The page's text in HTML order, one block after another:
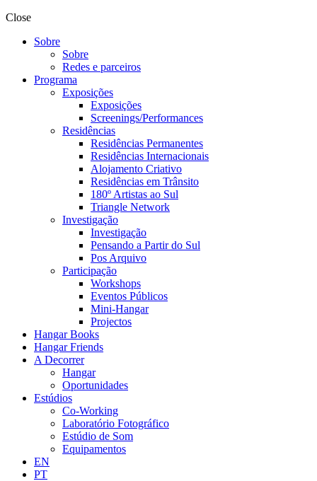
Close
Sobre
Sobre
Redes e parceiros
Programa
Exposições
Exposições
Screenings/Performances
Residências
Residências Permanentes
Residências Internacionais
Alojamento Criativo
Residências em Trânsito
180º Artistas ao Sul
Triangle Network
Investigação
Investigação
Pensando a Partir do Sul
Pos Arquivo
Participação
Workshops
Eventos Públicos
Mini-Hangar
Projectos
Hangar Books
Hangar Friends
A Decorrer
Hangar
Oportunidades
Estúdios
Co-Working
Laboratório Fotográfico
Estúdio de Som
Equipamentos
EN
PT